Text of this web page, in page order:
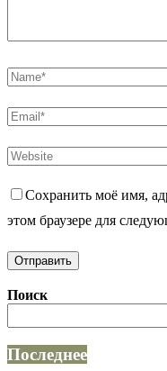
Сохранить моё имя,
этом браузере для
Поиск
Последнее